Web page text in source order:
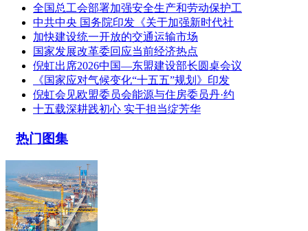
全国总工会部署加强安全生产和劳动保护工
中共中央 国务院印发《关于加强新时代社
加快建设统一开放的交通运输市场
国家发展改革委回应当前经济热点
倪虹出席2026中国—东盟建设部长圆桌会议
《国家应对气候变化“十五五”规划》印发
倪虹会见欧盟委员会能源与住房委员丹·约
十五载深耕践初心 实干担当绽芳华
热门图集